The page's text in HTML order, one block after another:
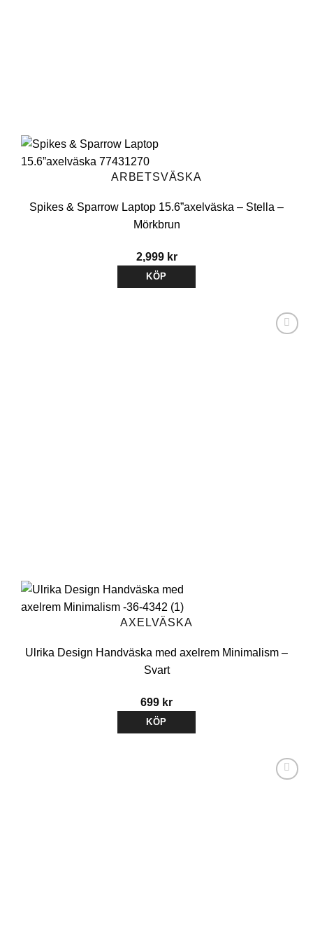
ARBETSVÄSKA
Spikes & Sparrow Laptop 15.6”axelväska – Stella –
Mörkbrun
2,999 kr
KÖP
AXELVÄSKA
Ulrika Design Handväska med axelrem Minimalism –
Svart
699 kr
KÖP